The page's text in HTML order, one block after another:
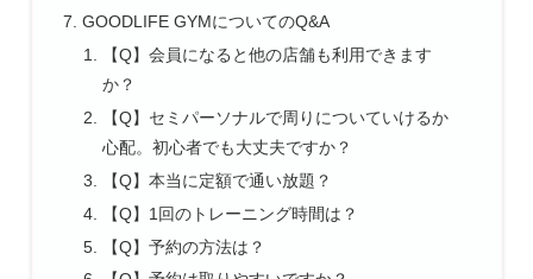
GOODLIFE GYMについてのQ&A
【Q】会員になると他の店舗も利用できます
か？
【Q】セミパーソナルで周りについていけるか
心配。初心者でも大丈夫ですか？
【Q】本当に定額で通い放題？
【Q】1回のトレーニング時間は？
【Q】予約の方法は？